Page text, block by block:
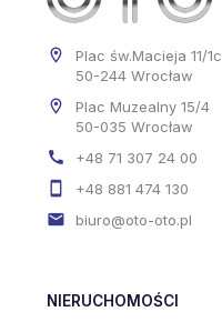
Plac św.Macieja 11/1c
50-244 Wrocław
Plac Muzealny 15/4
50-035 Wrocław
+48 71 307 24 00
+48 881 474 130
biuro@oto-oto.pl
NIERUCHOMOŚCI